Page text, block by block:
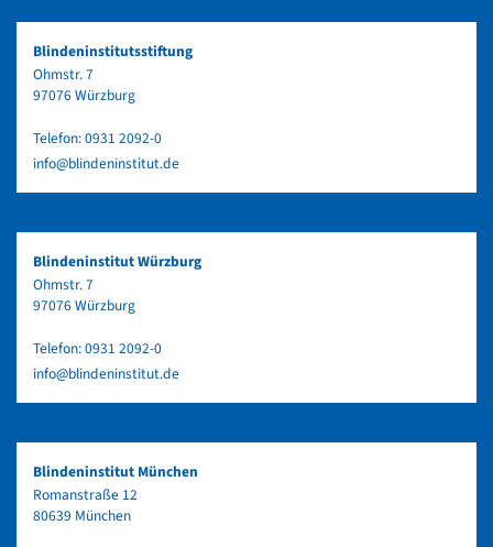
Blindeninstitutsstiftung
Ohmstr. 7
97076 Würzburg
Telefon:0931 2092-0
info@blindeninstitut.de
Blindeninstitut Würzburg
Ohmstr. 7
97076 Würzburg
Telefon:0931 2092-0
info@blindeninstitut.de
Blindeninstitut München
Romanstraße 12
80639 München